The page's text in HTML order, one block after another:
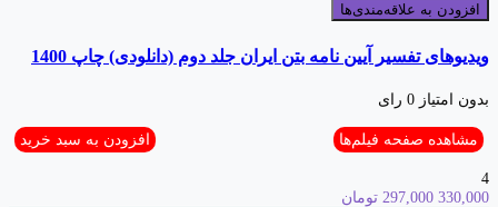
افزودن به علاقه‌مندی‌ها
ویدیوهای تفسیر آیین نامه بتن ایران جلد دوم (دانلودی) چاپ 1400
بدون امتیاز 0 رای
مشاهده صفحه فیلم‌ها افزودن به سبد خرید
4
330,000 297,000 تومان